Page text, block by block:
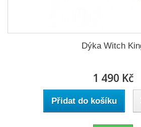
Dýka Witch
1 490 Kč
Přidat do košíku